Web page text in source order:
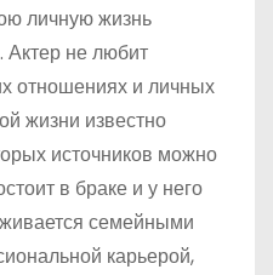
личную жизнь
Актер не любит
отношениях и личных
жизни известно
источников можно
в браке и у него
семейными
карьерой,